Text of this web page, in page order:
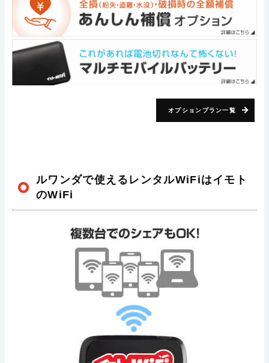
オプションプラン一覧
ルワンダで使えるレンタルWiFiはイモト
のWiFi